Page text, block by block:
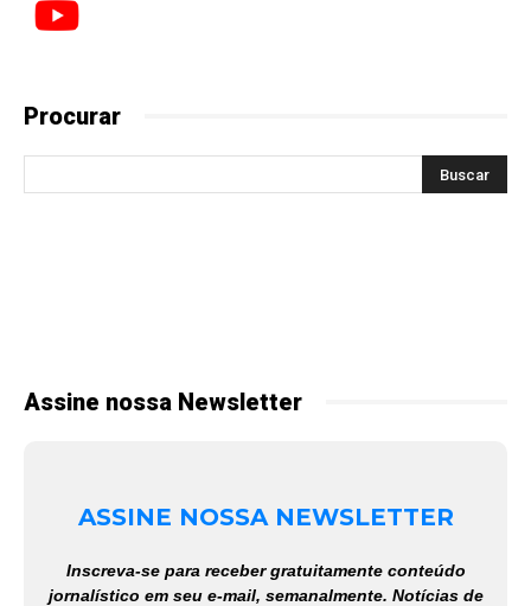
Procurar
Assine nossa Newsletter
ASSINE NOSSA NEWSLETTER
Inscreva-se para receber gratuitamente conteúdo
jornalístico em seu e-mail, semanalmente. Notícias de